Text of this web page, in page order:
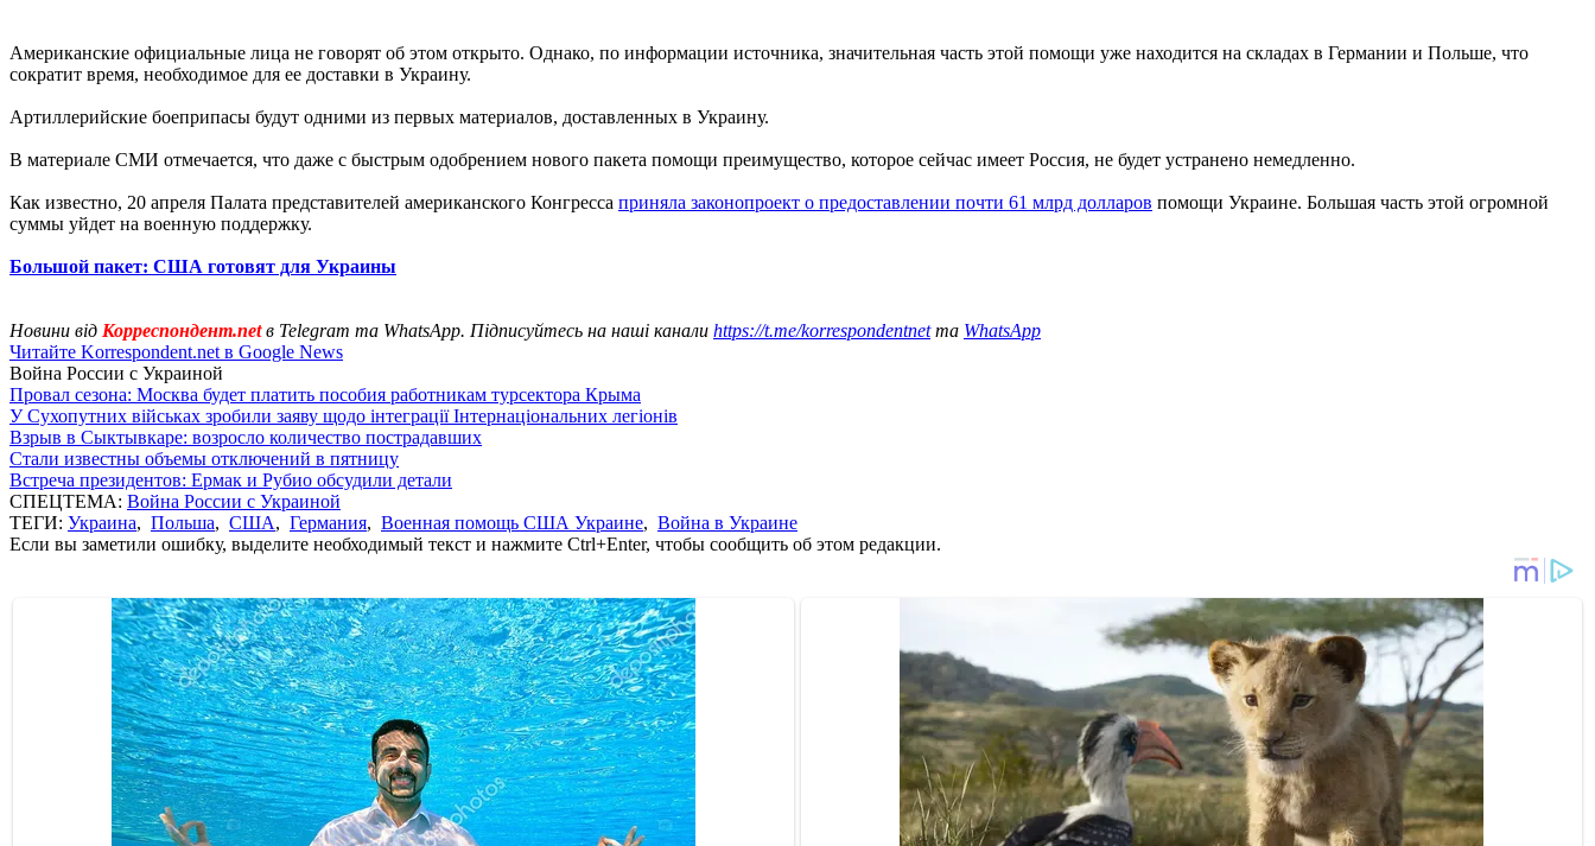
Американские официальные лица не говорят об этом открыто. Однако, по информации источника, значительная часть этой помощи уже находится на складах в Германии и Польше, что
сократит время, необходимое для ее доставки в Украину.
Артиллерийские боеприпасы будут одними из первых материалов, доставленных в Украину.
В материале СМИ отмечается, что даже с быстрым одобрением нового пакета помощи преимущество, которое сейчас имеет Россия, не будет устранено немедленно.
Как известно, 20 апреля Палата представителей американского Конгресса приняла законопроект о предоставлении почти 61 млрд долларов помощи Украине. Большая часть этой огромной
суммы уйдет на военную поддержку.
Большой пакет: США готовят для Украины
Новини від Корреспондент.netв Telegram та WhatsApp. Підписуйтесь на наші канали https://t.me/korrespondentnetта WhatsApp
Читайте Korrespondent.net в Google News
Война России с Украиной
Провал сезона: Москва будет платить пособия работникам турсектора Крыма
У Сухопутних військах зробили заяву щодо інтеграції Інтернаціональних легіонів
Взрыв в Сыктывкаре: возросло количество пострадавших
Стали известны объемы отключений в пятницу
Встреча президентов: Ермак и Рубио обсудили детали
СПЕЦТЕМА: Война России с Украиной
ТЕГИ: Украина, Польша, США, Германия, Военная помощь США Украине, Война в Украине
Если вы заметили ошибку, выделите необходимый текст и нажмите Ctrl+Enter, чтобы сообщить об этом редакции.